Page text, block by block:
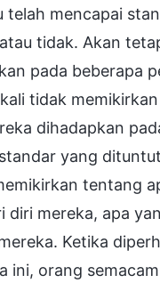
telah mencapai
tidak. Akan
pada beberapa
tidak
dihadapkan
yang
tentang
diri mereka, apa
Ketika
ini, orang